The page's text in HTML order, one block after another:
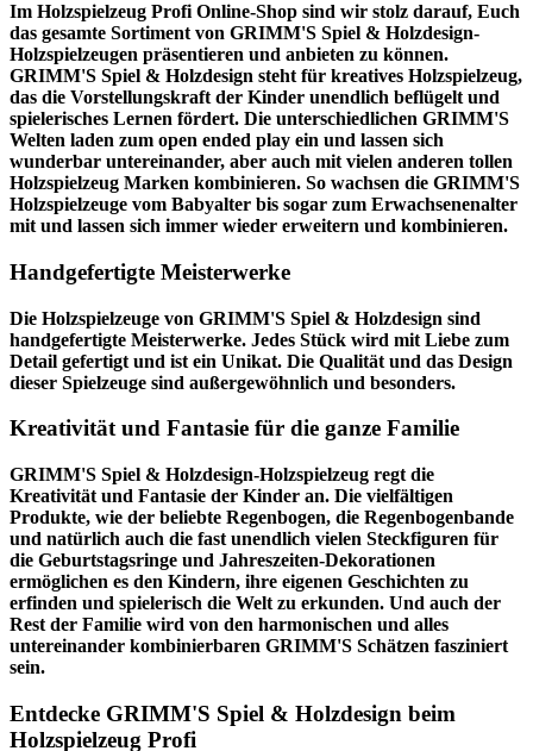
Im Holzspielzeug Profi Online-Shop sind wir stolz darauf, Euch
das gesamte Sortiment von GRIMM'S Spiel & Holzdesign-
Holzspielzeugen präsentieren und anbieten zu können.
GRIMM'S Spiel & Holzdesign steht für kreatives Holzspielzeug,
das die Vorstellungskraft der Kinder unendlich beflügelt und
spielerisches Lernen fördert. Die unterschiedlichen GRIMM'S
Welten laden zum open ended play ein und lassen sich
wunderbar untereinander, aber auch mit vielen anderen tollen
Holzspielzeug Marken kombinieren. So wachsen die GRIMM'S
Holzspielzeuge vom Babyalter bis sogar zum Erwachsenenalter
mit und lassen sich immer wieder erweitern und kombinieren.
Handgefertigte Meisterwerke
Die Holzspielzeuge von GRIMM'S Spiel & Holzdesign sind
handgefertigte Meisterwerke. Jedes Stück wird mit Liebe zum
Detail gefertigt und ist ein Unikat. Die Qualität und das Design
dieser Spielzeuge sind außergewöhnlich und besonders.
Kreativität und Fantasie für die ganze Familie
GRIMM'S Spiel & Holzdesign-Holzspielzeug regt die
Kreativität und Fantasie der Kinder an. Die vielfältigen
Produkte, wie der beliebte Regenbogen, die Regenbogenbande
und natürlich auch die fast unendlich vielen Steckfiguren für
die Geburtstagsringe und Jahreszeiten-Dekorationen
ermöglichen es den Kindern, ihre eigenen Geschichten zu
erfinden und spielerisch die Welt zu erkunden. Und auch der
Rest der Familie wird von den harmonischen und alles
untereinander kombinierbaren GRIMM'S Schätzen fasziniert
sein.
Entdecke GRIMM'S Spiel & Holzdesign beim
Holzspielzeug Profi